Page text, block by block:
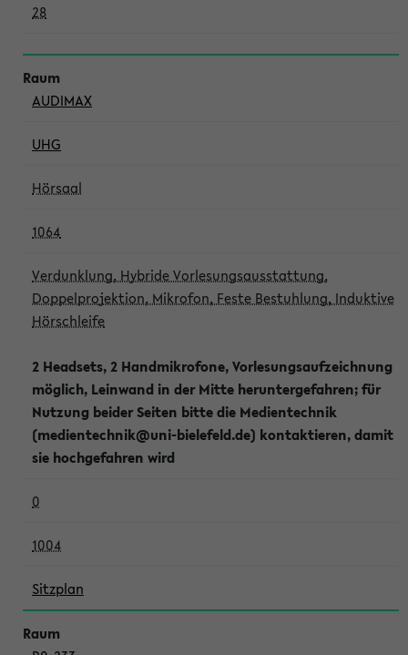
28
AUDIMAX
UHG
Hörsaal
1064
Verdunklung, Hybride Vorlesungsausstattung,
Doppelprojektion, Mikrofon, Feste Bestuhlung, Induktive
Hörschleife
2 Headsets, 2 Handmikrofone, Vorlesungsaufzeichnung
möglich, Leinwand in der Mitte heruntergefahren; für
Nutzung beider Seiten bitte die Medientechnik
(medientechnik@uni-bielefeld.de) kontaktieren, damit
sie hochgefahren wird
0
1004
Sitzplan